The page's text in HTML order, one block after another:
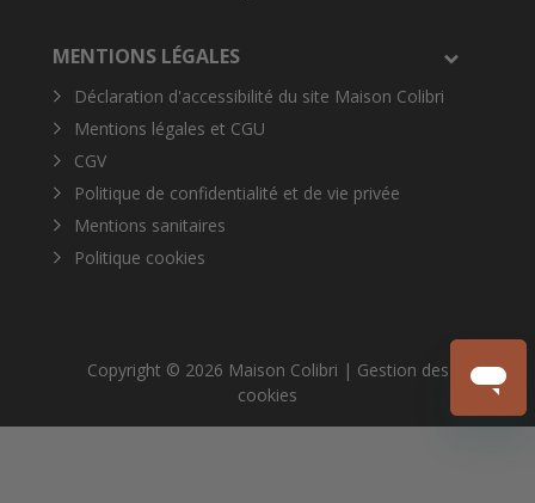
MENTIONS LÉGALES
Déclaration d'accessibilité du site Maison Colibri
Mentions légales et CGU
CGV
Politique de confidentialité et de vie privée
Mentions sanitaires
Politique cookies
Copyright © 2026 Maison Colibri | Gestion des
cookies